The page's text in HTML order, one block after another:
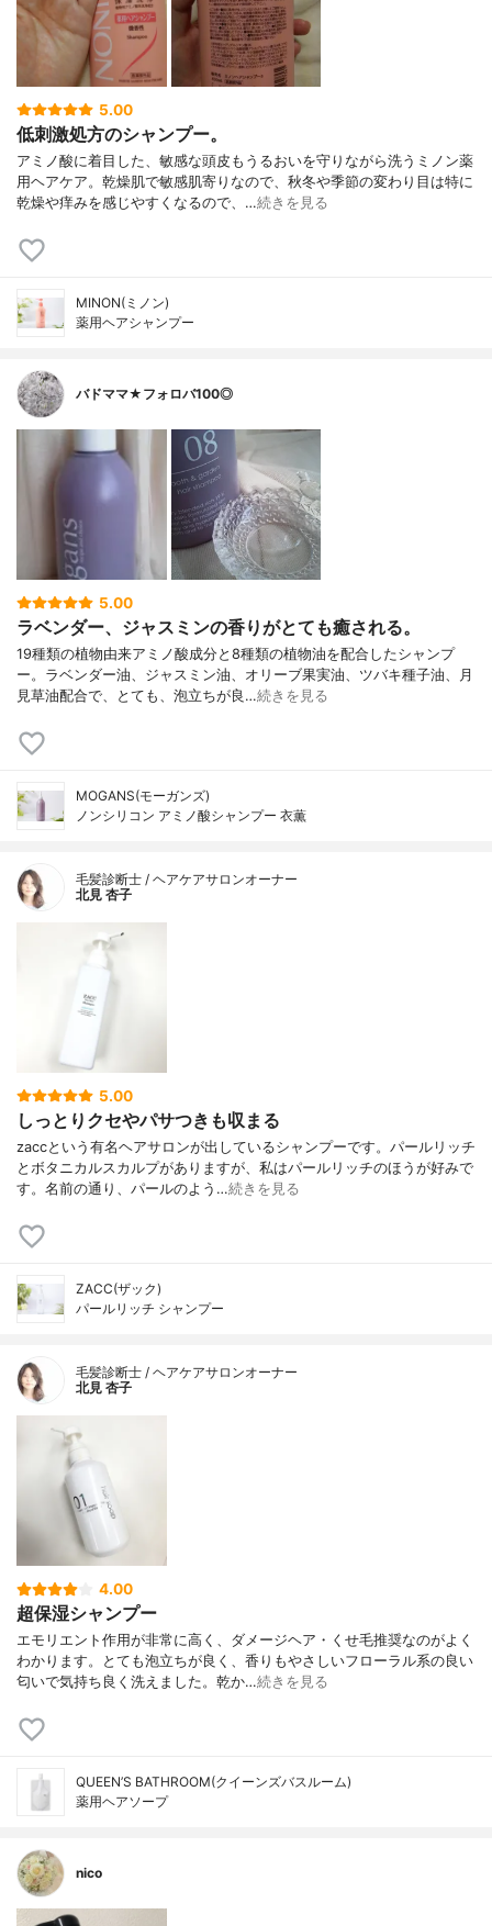
5.00
低刺激処方のシャンプー。
アミノ酸に着目した、敏感な頭皮もうるおいを守りながら洗うミノン薬
用ヘアケア。乾燥肌で敏感肌寄りなので、秋冬や季節の変わり目は特に
乾燥や痒みを感じやすくなるので、…続きを見る
MINON(ミノン)
薬用ヘアシャンプー
バドママ★フォロバ100◎
5.00
ラベンダー、ジャスミンの香りがとても癒される。
19種類の植物由来アミノ酸成分と8種類の植物油を配合したシャンプ
ー。ラベンダー油、ジャスミン油、オリーブ果実油、ツバキ種子油、月
見草油配合で、とても、泡立ちが良…続きを見る
MOGANS(モーガンズ)
ノンシリコン アミノ酸シャンプー 衣薫
毛髪診断士 / ヘアケアサロンオーナー
北見 杏子
5.00
しっとりクセやパサつきも収まる
zaccという有名ヘアサロンが出しているシャンプーです。パールリッチ
とボタニカルスカルプがありますが、私はパールリッチのほうが好みで
す。名前の通り、パールのよう…続きを見る
ZACC(ザック)
パールリッチ シャンプー
毛髪診断士 / ヘアケアサロンオーナー
北見 杏子
4.00
超保湿シャンプー
エモリエント作用が非常に高く、ダメージヘア・くせ毛推奨なのがよく
わかります。とても泡立ちが良く、香りもやさしいフローラル系の良い
匂いで気持ち良く洗えました。乾か…続きを見る
QUEEN’S BATHROOM(クイーンズバスルーム)
薬用ヘアソープ
nico